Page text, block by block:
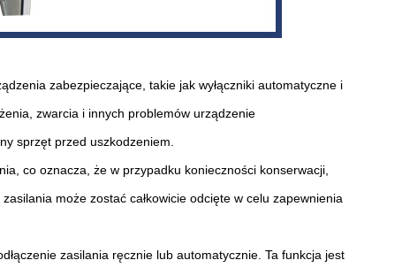
zabezpieczające, takie jak wyłączniki automatyczne i
zwarcia i innych problemów urządzenie
sprzęt przed uszkodzeniem.
co oznacza, że ​​w przypadku konieczności konserwacji,
może zostać całkowicie odcięte w celu zapewnienia
zasilania ręcznie lub automatycznie. Ta funkcja jest